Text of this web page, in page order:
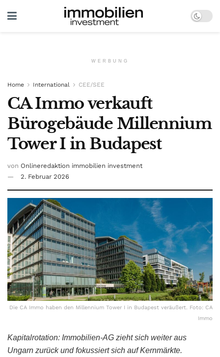
WERBUNG
Home International CEE/SEE
CA Immo verkauft
Bürogebäude Millennium
Tower I in Budapest
von Onlineredaktion immobilien investment
2. Februar 2026
Die CA Immo haben den Millennium Tower I in Budapest veräußert. Foto: CA
Immo
Kapitalrotation: Immobilien-AG zieht sich weiter aus
Ungarn zurück und fokussiert sich auf Kernmärkte.